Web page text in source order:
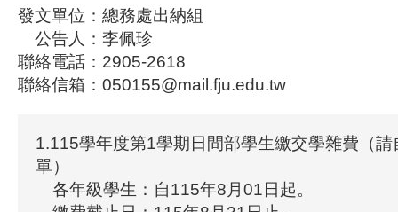
發文單位：總務處出納組
公告人：李佩珍
聯絡電話：2905-2618
聯絡信箱：050155@mail.fju.edu.tw
1.115學年度第1學期日間部學生繳交學雜費（
單）
各年級學生：自115年8月01日起。